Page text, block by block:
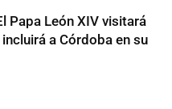
Papa León XIV visitará
incluirá a Córdoba en su